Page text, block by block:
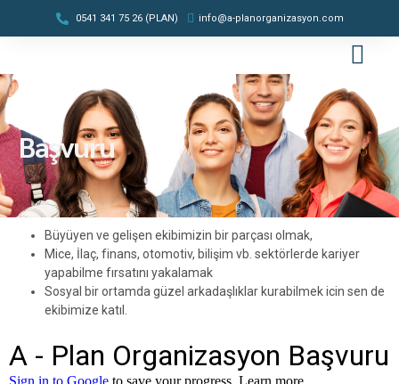
0541 341 75 26 (PLAN) info@a-planorganizasyon.com
Başvuru
Büyüyen ve gelişen ekibimizin bir parçası olmak,
Mice, İlaç, finans, otomotiv, bilişim vb. sektörlerde kariyer
yapabilme fırsatını yakalamak
Sosyal bir ortamda güzel arkadaşlıklar kurabilmek icin sen de
ekibimize katıl.